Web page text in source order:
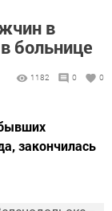
в
больнице
1182 0 0
закончилась